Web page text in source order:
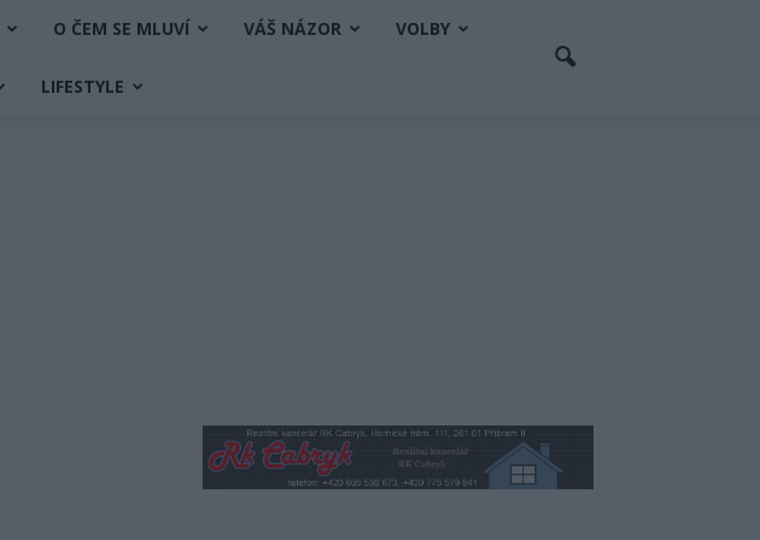
O ČEM SE MLUVÍ VÁŠ NÁZOR VOLBY
LIFESTYLE